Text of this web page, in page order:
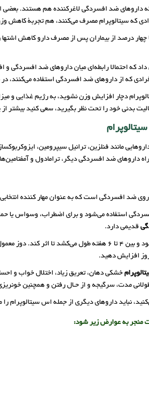
داروهای ضد افسردگی لاغرکننده هم هستند. بعضی
که سیتالوپرام مصرف می‌کنند، هم تجربۀ کاهش
چهار درصد از بیماران پس از مصرف دارو کاهش
نشان داد که احتمالا رابطه‌ای میان داروهای ضد
که از داروهای ضد افسردگی استفاده می‌کنند،
دچار افزایش وزن نشوید، به رژیم غذایی و
بدنی خود را تحت نظر بگیرید، سعی کنید بیشتر
داروهایی مانند فنلزین، ترانیل سیپرومین،
داروهای ضد افسردگی دیگر، ترامادول و
ضد افسردگی است که به عنوان مهار کننده
استفاده می‌شود و برای اضطراب، وسواس یا
قدیمی دارد.
مدت، سرگیجه و از حـال رفتن و همچنین خونریزی بیش از ده
نباید داروهای دیگری از جمله اس سیتالوپرام
منجر به عوارض زیر شود: